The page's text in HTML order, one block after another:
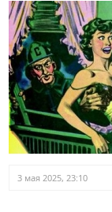
3 мая 2025, 23:10